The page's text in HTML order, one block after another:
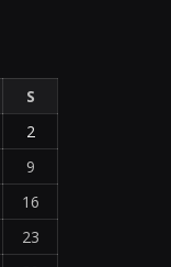
S
2
9
16
23